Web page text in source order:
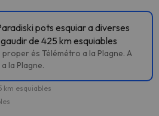
pots esquiar a diverses
de 425 km esquiables
proper és Télémétro a la Plagne. A
la Plagne.
km esquiables